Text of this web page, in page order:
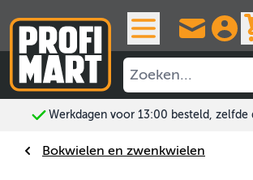
Werkdagen voor 13:00 besteld, zelfde
Bokwielen en zwenkwielen